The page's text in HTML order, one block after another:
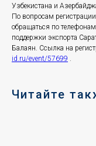
Узбекистана и
По вопросам
обращаться по
поддержки экспорта
Балаян. Ссылка на
id.ru/event/57699 .
Читайте